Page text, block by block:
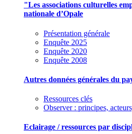
"Les associations culturelles
nationale d’Opale
Présentation générale
Enquête 2025
Enquête 2020
Enquête 2008
Autres données générales du
Ressources clés
Observer : principes,
Eclairage / ressources par